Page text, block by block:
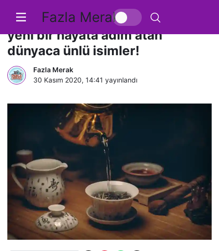
Fazla Merak
Cinsiyet değiştirdikten sonra
yeni bir hayata adım atan
dünyaca ünlü isimler!
Fazla Merak
30 Kasım 2020, 14:41 yayınlandı